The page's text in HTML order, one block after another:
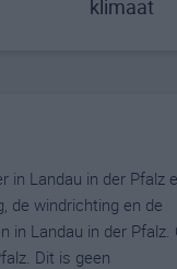
klimaat
in Landau in der Pfalz
de windrichting en de
in Landau in der Pfalz.
Dit is geen